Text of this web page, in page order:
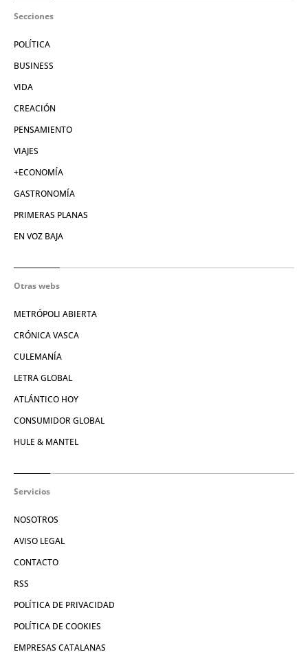
Secciones
POLÍTICA
BUSINESS
VIDA
CREACIÓN
PENSAMIENTO
VIAJES
+ECONOMÍA
GASTRONOMÍA
PRIMERAS PLANAS
EN VOZ BAJA
Otras webs
METRÓPOLI ABIERTA
CRÓNICA VASCA
CULEMANÍA
LETRA GLOBAL
ATLÁNTICO HOY
CONSUMIDOR GLOBAL
HULE & MANTEL
Servicios
NOSOTROS
AVISO LEGAL
CONTACTO
RSS
POLÍTICA DE PRIVACIDAD
POLÍTICA DE COOKIES
EMPRESAS CATALANAS